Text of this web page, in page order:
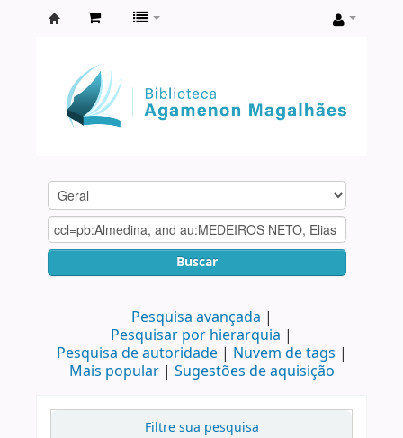
Agamenon
Magalhães
Buscar
Pesquisa avançada
Pesquisar por hierarquia
Pesquisa de autoridade
Nuvem de tags
Mais popular
Sugestões de aquisição
Filtre sua pesquisa